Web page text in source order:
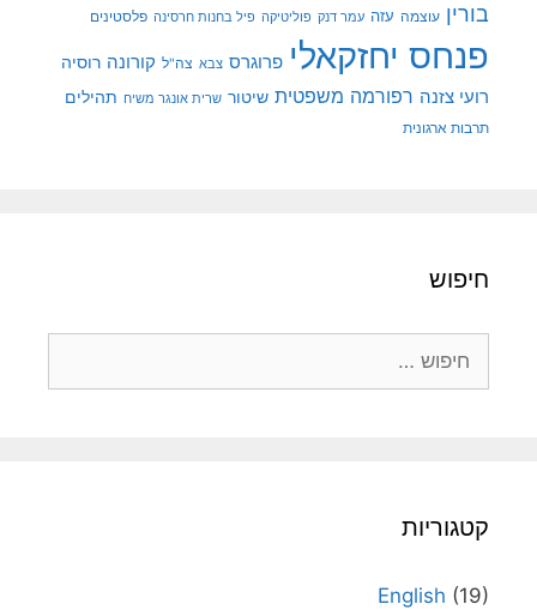
בורין עוצמה עזה עמר דנק פוליטיקה פיל בחנות חרסינה פלסטינים
פנחס יחזקאלי פרוגרס צבא צה"ל קורונה רוסיה
רועי צזנה רפורמה משפטית שיטור שרית אונגר משיח תהילים
תרבות ארגונית
חיפוש
קטגוריות
English (19)